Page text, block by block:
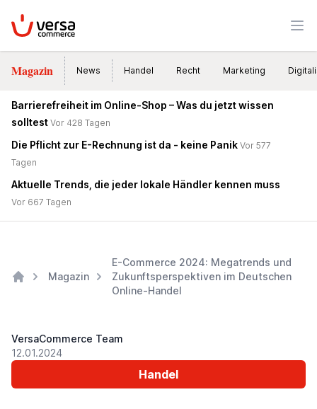
VersaCommerce
Magazin News Handel Recht Marketing
Barrierefreiheit im Online-Shop – Was du jetzt wissen
solltest Vor 428 Tagen
Die Pflicht zur E-Rechnung ist da - keine Panik Vor 577
Tagen
Aktuelle Trends, die jeder lokale Händler kennen muss
Vor 667 Tagen
Magazin
E-Commerce 2024: Megatrends und
Zukunftsperspektiven im Deutschen
Online-Handel
Handel
VersaCommerce Team
12.01.2024